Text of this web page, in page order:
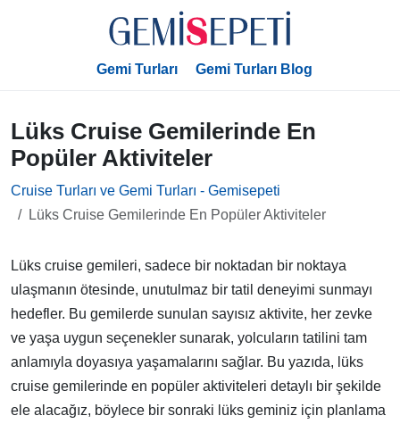
Gemi Turları Gemi Turları Blog
Lüks Cruise Gemilerinde En
Popüler Aktiviteler
Cruise Turları ve Gemi Turları - Gemisepeti
Lüks Cruise Gemilerinde En Popüler Aktiviteler
Lüks cruise gemileri, sadece bir noktadan bir noktaya
ulaşmanın ötesinde, unutulmaz bir tatil deneyimi sunmayı
hedefler. Bu gemilerde sunulan sayısız aktivite, her zevke
ve yaşa uygun seçenekler sunarak, yolcuların tatilini tam
anlamıyla doyasıya yaşamalarını sağlar. Bu yazıda, lüks
cruise gemilerinde en popüler aktiviteleri detaylı bir şekilde
ele alacağız, böylece bir sonraki lüks geminiz için planlama